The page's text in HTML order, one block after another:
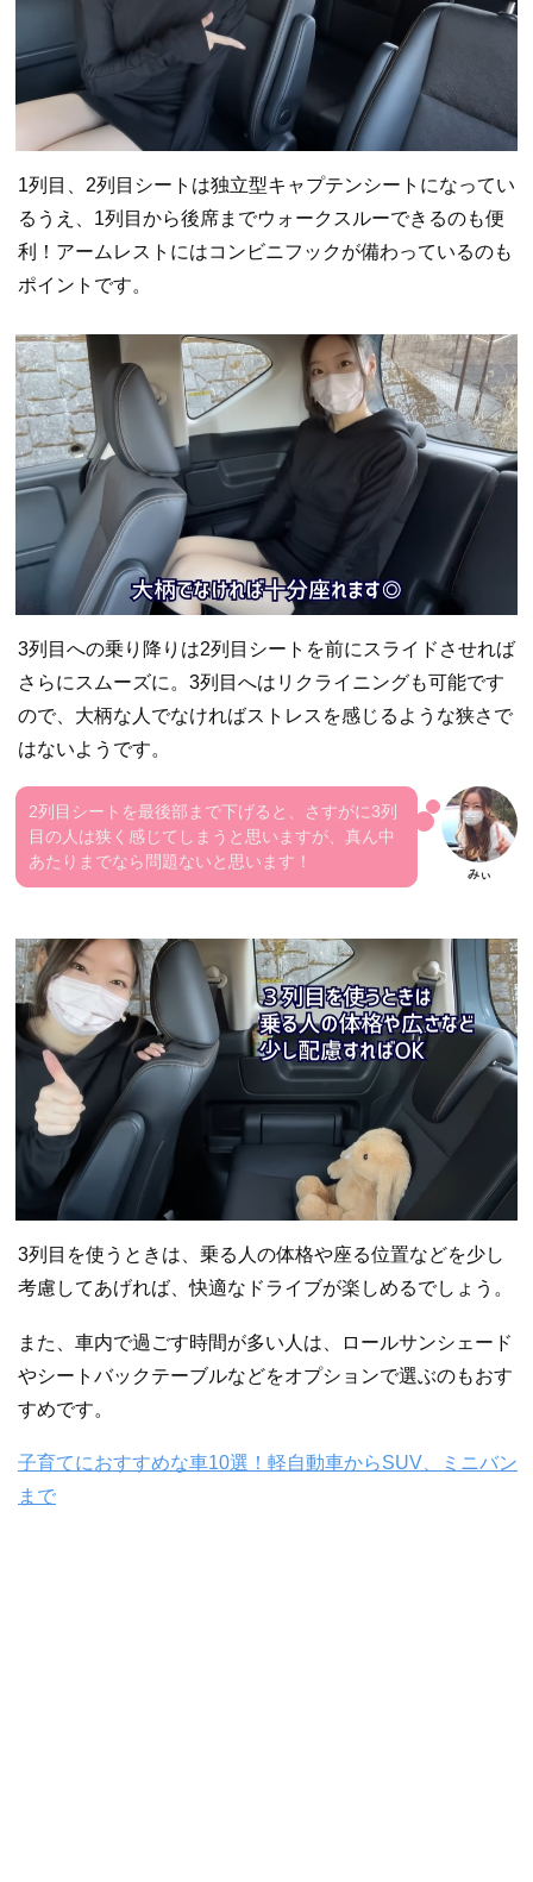
1列目、2列目シートは独立型キャプテンシートになってい
るうえ、1列目から後席までウォークスルーできるのも便
利！アームレストにはコンビニフックが備わっているのも
ポイントです。
3列目への乗り降りは2列目シートを前にスライドさせれば
さらにスムーズに。3列目へはリクライニングも可能です
ので、大柄な人でなければストレスを感じるような狭さで
はないようです。
2列目シートを最後部まで下げると、さすがに3列
目の人は狭く感じてしまうと思いますが、真ん中
あたりまでなら問題ないと思います！
3列目を使うときは、乗る人の体格や座る位置などを少し
考慮してあげれば、快適なドライブが楽しめるでしょう。
また、車内で過ごす時間が多い人は、ロールサンシェード
やシートバックテーブルなどをオプションで選ぶのもおす
すめです。
子育てにおすすめな車10選！軽自動車からSUV、ミニバン
まで